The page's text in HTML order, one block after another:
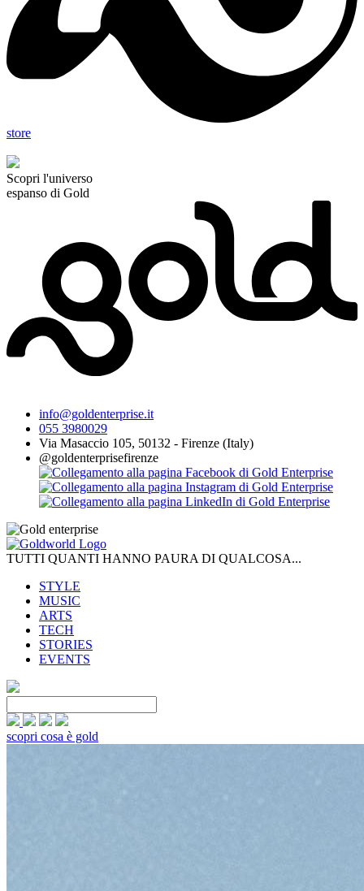
store
Scopri l'universo
espanso di Gold
info@goldenterprise.it
055 3980029
Via Masaccio 105, 50132 - Firenze (Italy)
@goldenterprisefirenze
TUTTI QUANTI HANNO PAURA DI QUALCOSA...
STYLE
MUSIC
ARTS
TECH
STORIES
EVENTS
scopri cosa è gold